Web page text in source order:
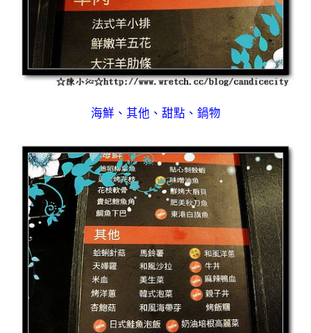
海鮮、其他、甜點、鍋物